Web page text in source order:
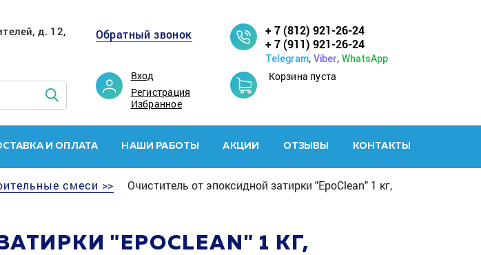
д. 12,
Обратный звонок
Вход
Регистрация
Избранное
+ 7 (812) 921-26-24
+ 7 (911) 921-26-24
Telegram, Viber, WhatsApp
Корзина пуста
И ОПЛАТА НАШИ РАБОТЫ АКЦИИ ОТЗЫВЫ КОНТАКТЫ
смеси >>
Очиститель от эпоксидной затирки "EpoClean" 1 кг,
"EPOCLEAN" 1 КГ,